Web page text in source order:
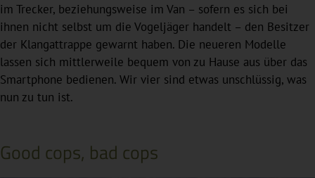
im Trecker, beziehungsweise im Van – sofern es sich bei
ihnen nicht selbst um die Vogeljäger handelt – den Besitzer
der Klangattrappe gewarnt haben. Die neueren Modelle
lassen sich mittlerweile bequem von zu Hause aus über das
Smartphone bedienen. Wir vier sind etwas unschlüssig, was
nun zu tun ist.
Good cops, bad cops